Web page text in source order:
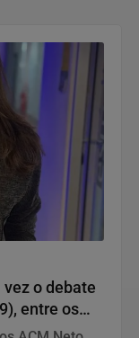
o debate
entre os